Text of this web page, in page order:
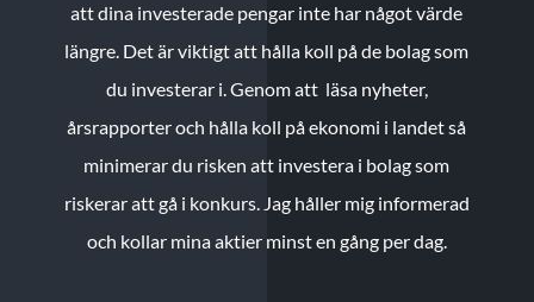
att dina investerade pengar inte har något värde
längre. Det är viktigt att hålla koll på de bolag som
du investerar i. Genom att läsa nyheter,
årsrapporter och hålla koll på ekonomi i landet så
minimerar du risken att investera i bolag som
riskerar att gå i konkurs. Jag håller mig informerad
och kollar mina aktier minst en gång per dag.